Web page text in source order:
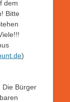
dem
Bitte
)
Die Bürger